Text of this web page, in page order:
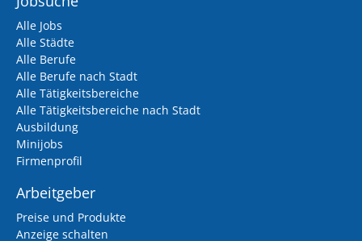
Alle Jobs
Alle Städte
Alle Berufe
Alle Berufe nach Stadt
Alle Tätigkeitsbereiche
Alle Tätigkeitsbereiche nach Stadt
Ausbildung
Minijobs
Firmenprofil
Arbeitgeber
Preise und Produkte
Anzeige schalten